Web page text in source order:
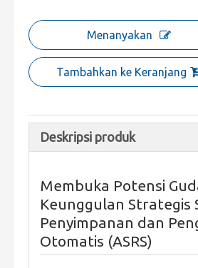
Menanyakan
Tambahkan ke Keranjang
Deskripsi produk
Membuka Potensi
Keunggulan Strategis
Penyimpanan dan
Otomatis (ASRS)